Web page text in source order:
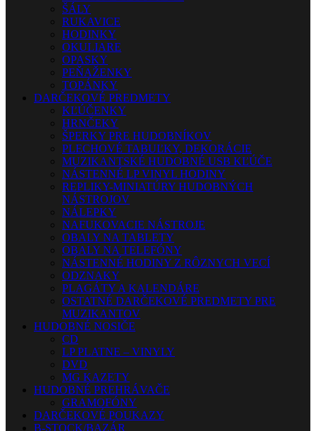
ŠÁLY
RUKAVICE
HODINKY
OKULIARE
OPASKY
PEŇAŽENKY
TOPÁNKY
DARČEKOVÉ PREDMETY
KĽÚČENKY
HRNČEKY
ŠPERKY PRE HUDOBNÍKOV
PLECHOVÉ TABUĽKY, DEKORÁCIE
MUZIKANTSKÉ HUDOBNÉ USB KĽÚČE
NÁSTENNÉ LP VINYL HODINY
REPLIKY-MINIATÚRY HUDOBNÝCH
NÁSTROJOV
NÁLEPKY
NAFUKOVACIE NÁSTROJE
OBALY NA TABLETY
OBALY NA TELEFÓNY
NÁSTENNÉ HODINY Z RÔZNYCH VECÍ
ODZNAKY
PLAGÁTY A KALENDÁRE
OSTATNÉ DARČEKOVÉ PREDMETY PRE
MUZIKANTOV
HUDOBNÉ NOSIČE
CD
LP PLATNE – VINYLY
DVD
MG KAZETY
HUDOBNÉ PREHRÁVAČE
GRAMOFÓNY
DARČEKOVÉ POUKAZY
B-STOCK/BAZÁR